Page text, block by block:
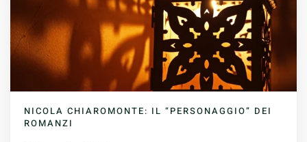
NICOLA CHIAROMONTE: IL “PERSONAGGIO” DEI
ROMANZI